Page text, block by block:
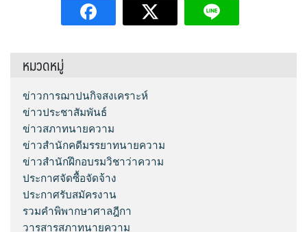
หมวดหมู่
ข่าวการฌาปนกิจสงเคราะห์
ข่าวประชาสัมพันธ์
ข่าวสภาทนายความ
ข่าวสำนักคดีมรรยาทนายความ
ข่าวสำนักฝึกอบรมวิชาว่าความ
ประกาศจัดซื้อจัดจ้าง
ประกาศรับสมัครงาน
รวมคำพิพากษาศาลฎีกา
วารสารสภาทนายความ